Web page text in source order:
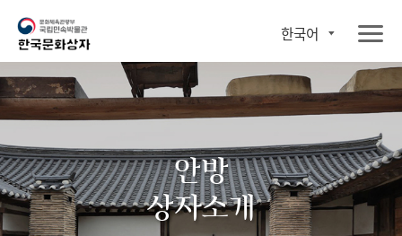
한국어
안방
상자소개